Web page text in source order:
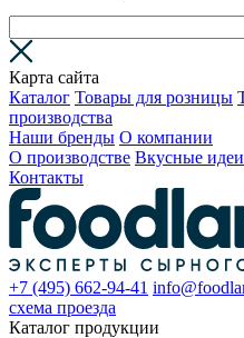
Карта сайта
Каталог Товары для розницы
производства
Наши бренды О компании
О производстве Вкусные идеи
Контакты
+7 (495) 662-94-41
схема проезда
Каталог продукции